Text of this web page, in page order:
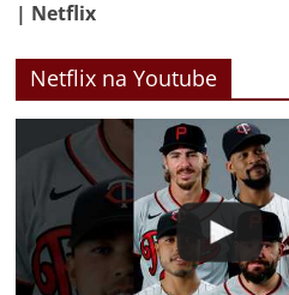
| Netflix
Netflix na Youtube